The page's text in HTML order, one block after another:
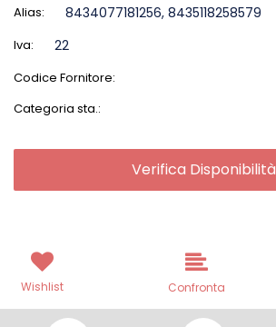
Alias: 8434077181256, 8435118258579
Iva: 22
Codice Fornitore:
Categoria sta.:
Verifica Disponibilità
Wishlist Confronta